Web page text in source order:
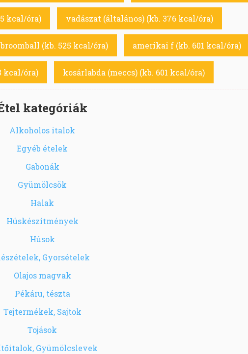
kcal/óra) vadászat (általános) (kb. 376 kcal/óra)
broomball (kb. 525 kcal/óra) amerikai f (kb. 601 kcal/óra)
kcal/óra) kosárlabda (meccs) (kb. 601 kcal/óra)
kategóriák
Alkoholos italok
Egyéb ételek
Gabonák
Gyümölcsök
Halak
Húskészítmények
Húsok
Gyorsételek
Olajos magvak
Pékáru, tészta
Tejtermékek, Sajtok
Tojások
Gyümölcslevek